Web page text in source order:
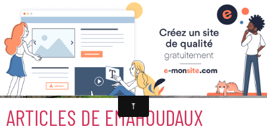
52 X 11 Hirson Thiérache
ARTICLES DE EMAHOUDAUX